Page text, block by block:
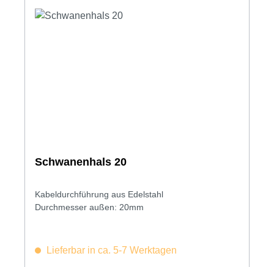
Schwanenhals 20
Kabeldurchführung aus Edelstahl
Durchmesser außen: 20mm
Lieferbar in ca. 5-7 Werktagen